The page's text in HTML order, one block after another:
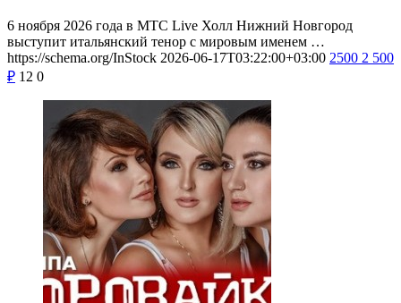
6 ноября 2026 года в МТС Live Холл Нижний Новгород
выступит итальянский тенор с мировым именем …
https://schema.org/InStock 2026-06-17T03:22:00+03:00 2500 2 500
₽ 12 0